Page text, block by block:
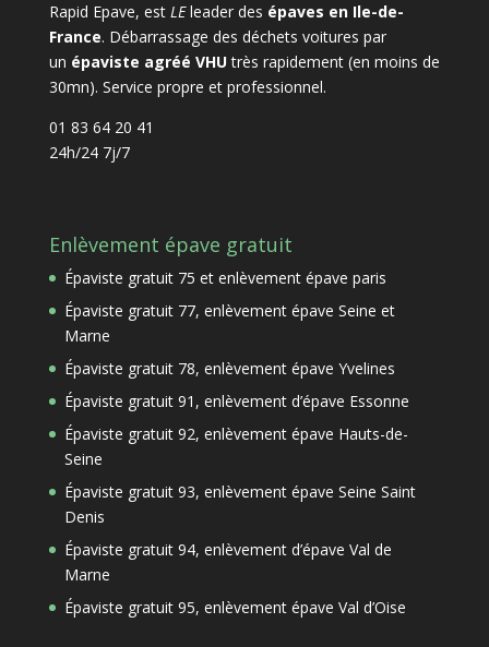
Rapid Epave, est LEleader des épaves en Ile-de-
France. Débarrassage des déchets voitures par
un épaviste agréé VHUtrès rapidement (en moins de
30mn). Service propre et professionnel.
01 83 64 20 41
24h/24 7j/7
Enlèvement épave gratuit
Épaviste gratuit 75 et enlèvement épave paris
Épaviste gratuit 77, enlèvement épave Seine et
Marne
Épaviste gratuit 78, enlèvement épave Yvelines
Épaviste gratuit 91, enlèvement d’épave Essonne
Épaviste gratuit 92, enlèvement épave Hauts-de-
Seine
Épaviste gratuit 93, enlèvement épave Seine Saint
Denis
Épaviste gratuit 94, enlèvement d’épave Val de
Marne
Épaviste gratuit 95, enlèvement épave Val d’Oise